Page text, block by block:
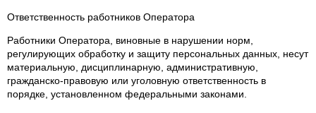
Ответственность работников Оператора
Работники Оператора, виновные в нарушении норм,
регулирующих обработку и защиту персональных данных, несут
материальную, дисциплинарную, административную,
гражданско-правовую или уголовную ответственность в
порядке, установленном федеральными законами.